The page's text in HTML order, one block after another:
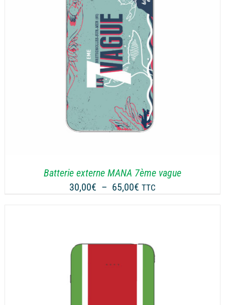
Batterie externe MANA 7ème vague
30,00€ – 65,00€ Plage
65,00€
TTC